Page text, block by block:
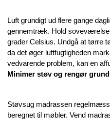
Luft grundigt ud flere gange
gennemtræk. Hold
grader Celsius. Undgå at tørre
da det øger luftfugtigheden
vedvarende problem, kan en
Minimer støv og rengør
Støvsug madrassen
beregnet til møbler. Vend